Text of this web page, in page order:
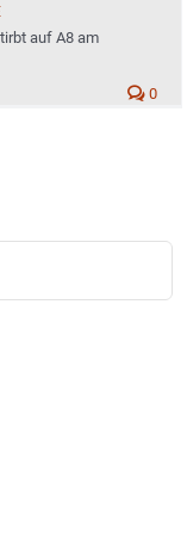
auf A8 am
0